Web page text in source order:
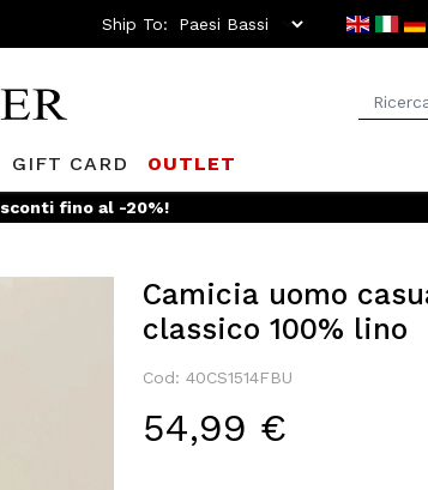
Ship To:
GIFT CARD OUTLET
sconti fino al -20%!
Camicia uomo
classico 100% lino
Cod: 40CS1514FBU
54,99 €